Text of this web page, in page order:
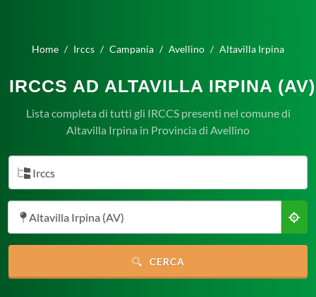
Home Irccs Campania Avellino Altavilla Irpina
IRCCS AD ALTAVILLA IRPINA (AV)
Lista completa di tutti gli IRCCS presenti nel comune di
Altavilla Irpina in Provincia di Avellino
Irccs
Altavilla Irpina (AV)
CERCA